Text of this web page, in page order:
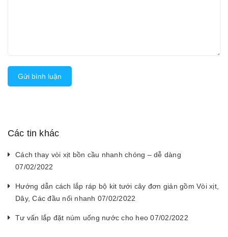
Gửi bình luận
Các tin khác
Cách thay vòi xịt bồn cầu nhanh chóng – dễ dàng
07/02/2022
Hướng dẫn cách lắp ráp bộ kit tưới cây đơn giản gồm Vòi xịt,
Dây, Các đầu nối nhanh 07/02/2022
Tư vấn lắp đặt núm uống nước cho heo 07/02/2022